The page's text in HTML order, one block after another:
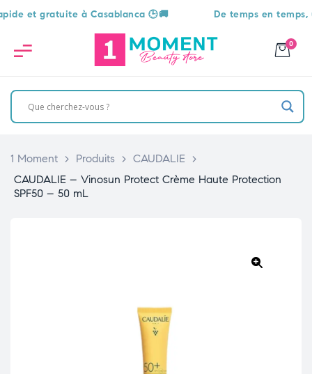
gratuite à Casablanca 🕒🚚 De temps en temps, une
0
1 Moment > Produits > CAUDALIE
>
CAUDALIE – Vinosun Protect Crème Haute Protection
SPF50 – 50 mL